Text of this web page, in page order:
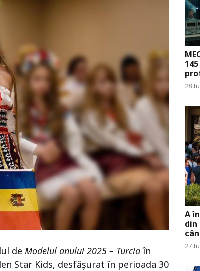
de Modelul anului 2025 – Turcia în
Star Kids, desfășurat în perioada 30
28
A
din
27